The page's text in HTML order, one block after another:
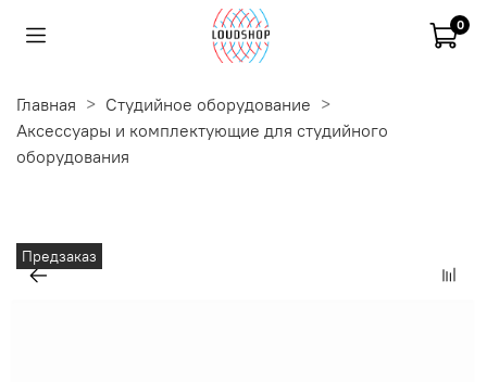
0
Главная
Студийное оборудование
Аксессуары и комплектующие для студийного
оборудования
Предзаказ